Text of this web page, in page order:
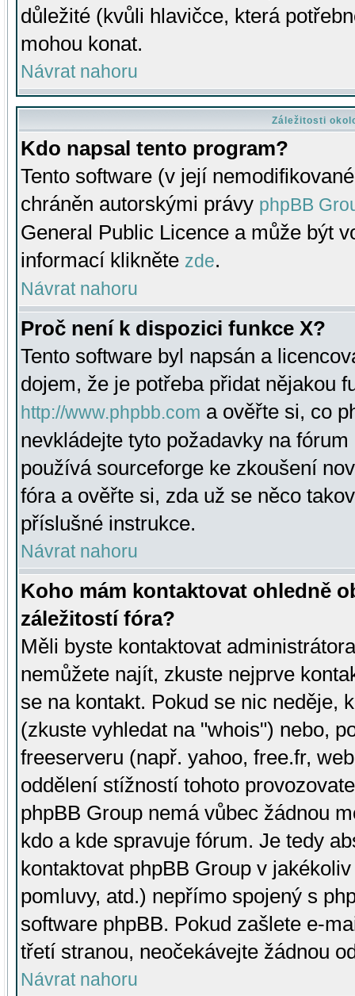
důležité (kvůli hlavičce, která
mohou konat.
Návrat nahoru
Záležitosti
Kdo napsal tento program?
Tento software (v její
chráněn autorskými právy phpBB
General Public Licence a může být
informací klikněte zde.
Návrat nahoru
Proč není k dispozici funkce X?
Tento software byl napsán a
dojem, že je potřeba přidat nějakou
http://www.phpbb.com a ověřte si, co
nevkládejte tyto požadavky na
používá sourceforge ke zkoušení
fóra a ověřte si, zda už se něco
příslušné instrukce.
Návrat nahoru
Koho mám kontaktovat ohledně
záležitostí fóra?
Měli byste kontaktovat
nemůžete najít, zkuste nejprve
se na kontakt. Pokud se nic neděje,
(zkuste vyhledat na "whois") nebo,
freeserveru (např. yahoo, free.fr,
oddělení stížností tohoto
phpBB Group nemá vůbec žádnou
kdo a kde spravuje fórum. Je tedy
kontaktovat phpBB Group v
pomluvy, atd.) nepřímo spojený s
software phpBB. Pokud zašlete e-
třetí stranou, neočekávejte žádnou
Návrat nahoru